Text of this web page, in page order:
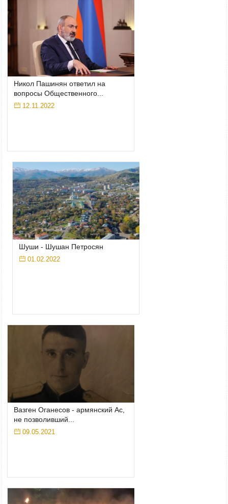
Никол Пашинян ответил на
вопросы Общественного...
12.11.2022
Шуши - Шушан Петросян
01.02.2022
Вазген Оганесов - армянский Ас,
не позволивший...
09.05.2021